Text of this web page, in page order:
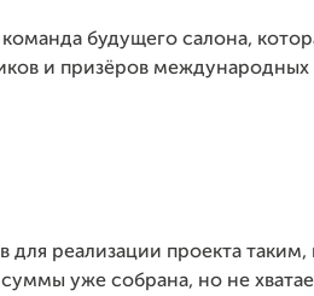
будущего салона,
и призёров международных
для реализации проекта
уже собрана, но не